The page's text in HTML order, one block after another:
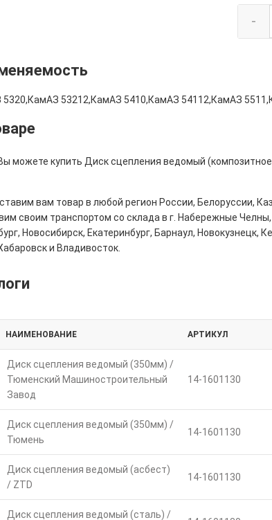
-
5320,КамАЗ 53212,КамАЗ 5410,КамАЗ 54112,КамАЗ
можете купить Диск сцепления ведомый
вам товар в любой регион России, Белоруссии,
своим транспортом со склада в г. Набережные
Новосибирск, Екатеринбург, Барнаул, Новокузнецк,
и Владивосток.
НАИМЕНОВАНИЕ АРТИКУЛ
Диск сцепления ведомый (350мм) /
Тюменский Машиностроительный
Завод
14-1601130
Диск сцепления ведомый (350мм) /
Тюмень
14-1601130
Диск сцепления ведомый (асбест)
/ ZTD
14-1601130
Диск сцепления ведомый (сталь) /